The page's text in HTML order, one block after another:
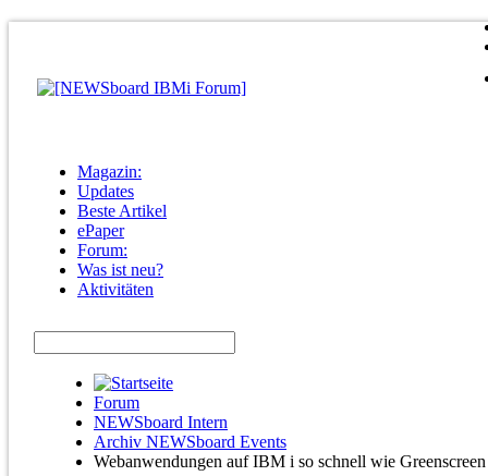
Magazin:
Updates
Beste Artikel
ePaper
Forum:
Was ist neu?
Aktivitäten
Forum
NEWSboard Intern
Archiv NEWSboard Events
Webanwendungen auf IBM i so schnell wie Greenscreen